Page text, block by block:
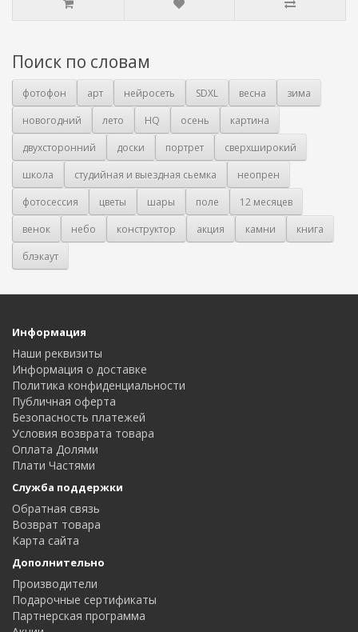
Поиск по словам
фотофон арт нейросеть SDXL весна
зима
новогодний
лето HQ осень
картина
двухсторонний
доски портрет
сверхширокий
школа
студийная и выездная сьемка
неопрен
фотосессия
цветы шары поле
12 месяцев
венок
небо конструктор акция камни
книга
блэкаут
Информация
Наши реквизиты
Информация о доставке
Политика конфиденциальности
Публичная оферта
Безопасность платежей
Условия возврата товара
Оплата Долями
Плати Частями
Служба поддержки
Обратная связь
Возврат товара
Карта сайта
Дополнительно
Производители
Подарочные сертификаты
Партнерская программа